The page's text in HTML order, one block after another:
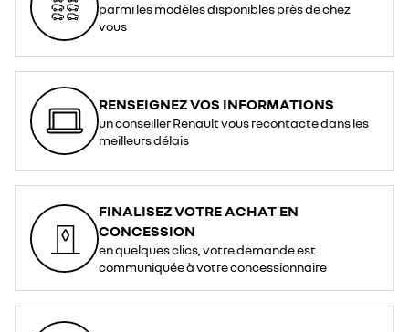
parmi les modèles disponibles près de chez
vous
RENSEIGNEZ VOS INFORMATIONS
un conseiller Renault vous recontacte dans les
meilleurs délais
FINALISEZ VOTRE ACHAT EN
CONCESSION
en quelques clics, votre demande est
communiquée à votre concessionnaire